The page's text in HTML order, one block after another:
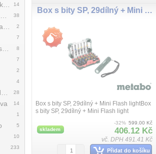
14
Diamantové vrtací korunky
38
2
7
8
Forstnerův vrták - sukovník
7
2
4
28
14
1
5
10
233
Box s bity SP, 29dílný + Mini Flash light
Box s bity SP, 29dílný + Mini Flash lightBox
s bity SP, 29dílný + Mini Flash light
skladem
-32% 599.00 Kč
406.12 Kč
vč. DPH 491.41 Kč
Přidat do košíku